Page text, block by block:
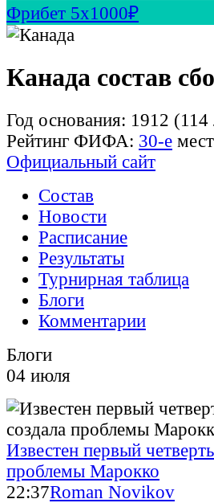
Фрибет 5х1000₽
Канада состав
Год основания: 1912 (114
Рейтинг ФИФА: 30-е
Официальный сайт
Состав
Новости
Расписание
Результаты
Турнирная таблица
Блоги
Комментарии
Блоги
04 июля
Известен первый
проблемы Марокко
22:37Roman Novikov